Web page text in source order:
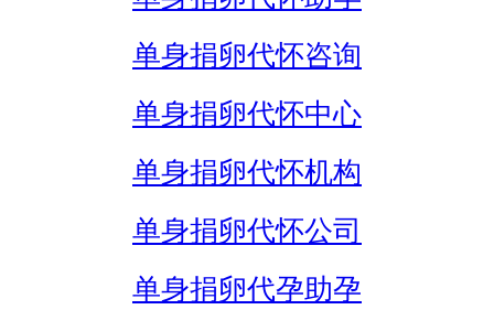
单身捐卵代怀咨询
单身捐卵代怀中心
单身捐卵代怀机构
单身捐卵代怀公司
单身捐卵代孕助孕